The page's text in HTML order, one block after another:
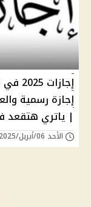
إجازة رسمية
| ياتري هتقعد
الأحد 06/أبريل/2025 - 07:46 م